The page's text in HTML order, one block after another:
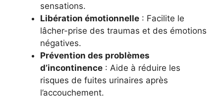
sensations.
Libération émotionnelle : Facilite le
lâcher-prise des traumas et des émotions
négatives.
Prévention des problèmes
d’incontinence : Aide à réduire les
risques de fuites urinaires après
l’accouchement.